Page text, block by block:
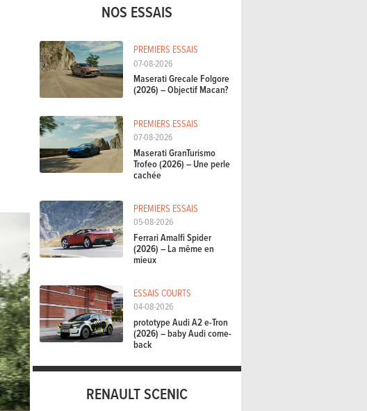
NOS ESSAIS
PREMIERS ESSAIS
07-08-2026
Maserati Grecale Folgore
(2026) – Objectif Macan?
PREMIERS ESSAIS
07-08-2026
Maserati GranTurismo
Trofeo (2026) – Une perle
cachée
PREMIERS ESSAIS
05-08-2026
Ferrari Amalfi Spider
(2026) – La même en
mieux
ESSAIS COURTS
04-08-2026
prototype Audi A2 e-Tron
(2026) – baby Audi come-
back
RENAULT SCENIC